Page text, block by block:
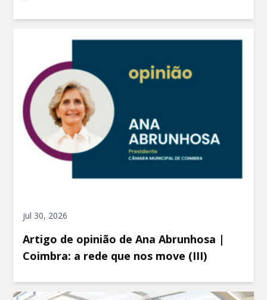
jul 30, 2026
Artigo de opinião de Ana Abrunhosa |
Coimbra: a rede que nos move (III)